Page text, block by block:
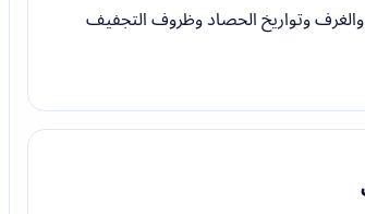
والغرف وتواريخ الحصاد وظروف التجفيف